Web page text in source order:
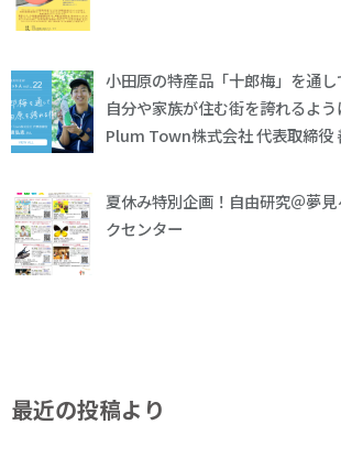
小田原の特産品「十郎梅」を通し
自分や家族が住む街を誇れるよう
Plum Town株式会社 代表取締役
夏休み特別企画！自由研究＠夢
クセンター
最近の投稿より